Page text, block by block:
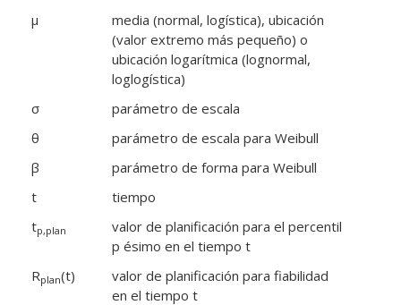
μ
media (normal, logística), ubicación
(valor extremo más pequeño) o
ubicación logarítmica (lognormal,
loglogística)
σ
parámetro de escala
θ
parámetro de escala para Weibull
β
parámetro de forma para Weibull
t
tiempo
tp,plan
valor de planificación para el percentil
p ésimo en el tiempo t
Rplan(t)
valor de planificación para fiabilidad
en el tiempo t